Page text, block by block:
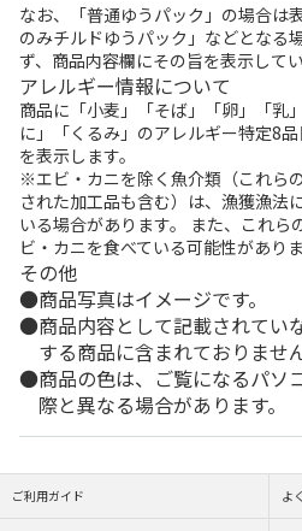
なお、「普通ゆうパック」の場合は
のみチルドゆうパック」などとなる
ず、商品内容欄にその旨を表示してい
アレルギー情報について
商品に「小麦」「そば」「卵」「乳
に」「くるみ」のアレルギー特定8
を表示します。
※エビ・カニを除く魚介類（これら
された加工品も含む）は、漁獲漁法
いる場合があります。 また、これら
ビ・カニを食べている可能性がありま
その他
商品写真はイメージです。
商品内容として記載されてい
する商品に含まれておりません
商品の色は、ご覧になるパソ
際と異なる場合があります。
ご利用ガイド よ